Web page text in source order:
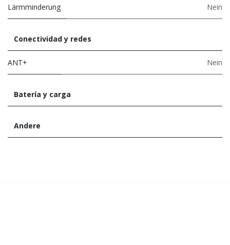
Lärmminderung Nein
Conectividad y redes
ANT+ Nein
Batería y carga
Andere